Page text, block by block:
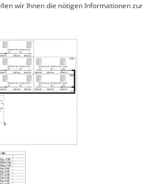
wir Ihnen die nötigen Informationen zur